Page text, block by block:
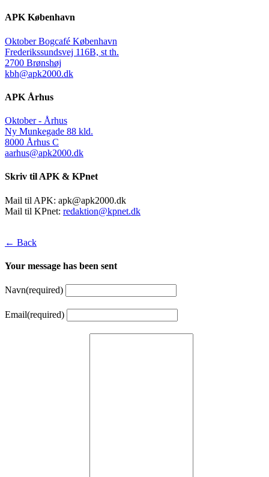
APK København
Oktober Bogcafé København
Frederikssundsvej 116B, st th.
2700 Brønshøj
kbh@apk2000.dk
APK Århus
Oktober - Århus
Ny Munkegade 88 kld.
8000 Århus C
aarhus@apk2000.dk
Skriv til APK & KPnet
Mail til APK: apk@apk2000.dk
Mail til KPnet: redaktion@kpnet.dk
← Back
Your message has been sent
Navn(required)
Email(required)